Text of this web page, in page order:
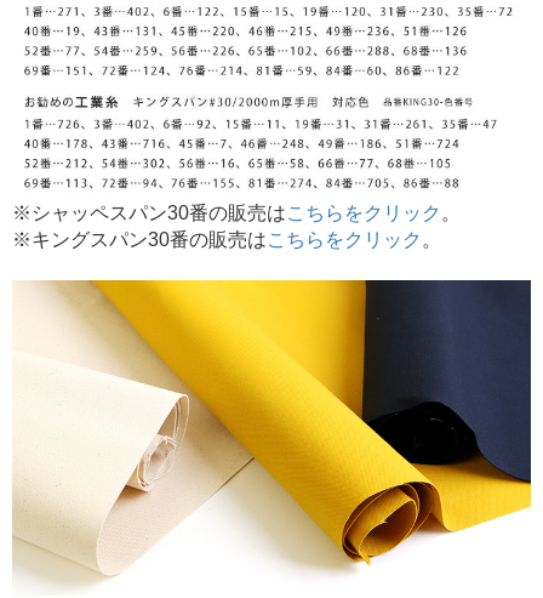
※シャッペスパン30番の販売はこちらをクリック 。
※キングスパン30番の販売はこちらをクリック 。